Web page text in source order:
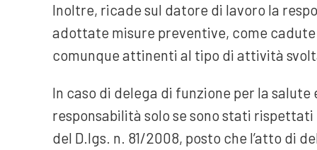
Inoltre, ricade sul datore di lavoro la
adottate misure preventive, come
comunque attinenti al tipo di attività
In caso di delega di funzione per la
responsabilità solo se sono stati
del D.lgs. n. 81/2008, posto che l’atto di